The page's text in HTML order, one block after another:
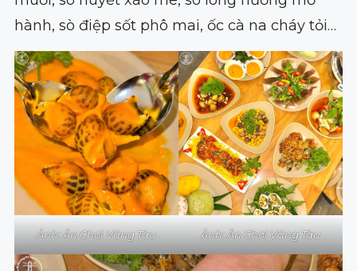
hành, sò điệp sốt phô mai, ốc cà na cháy tỏi…
Ảnh: Ăn Chơi Vũng Tàu Ảnh: Ăn Chơi Vũng Tàu